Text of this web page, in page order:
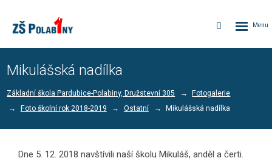
Vyhledávání
Mikulášská nadílka
Základní škola Pardubice-Polabiny, Družstevní 305
Fotogalerie
Foto školní rok 2018-2019
Ostatní Mikulášská nadílka
Dne 5. 12. 2018 navštívili naší školu Mikuláš, anděl a čerti.